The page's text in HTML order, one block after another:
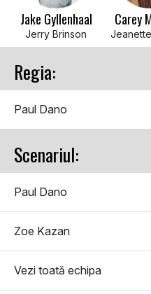
Jake Gyllenhaal
Jerry Brinson
Carey
Regia:
Paul Dano
Scenariul:
Paul Dano
Zoe Kazan
Vezi toată echipa